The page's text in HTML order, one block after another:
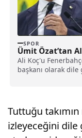
SPOR
Ümit Özat’tan
Ali Koç'u
başkanı olarak
Tuttuğu
izleyeceğini dile